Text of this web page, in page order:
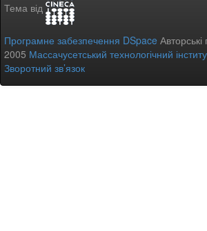
Тема від
Програмне забезпечення DSpace
2005 Массачусетський технологічний
Зворотний зв’язок